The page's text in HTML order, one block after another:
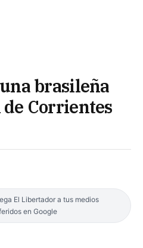
brasileña
Corrientes
El Libertador a tus medios
en Google